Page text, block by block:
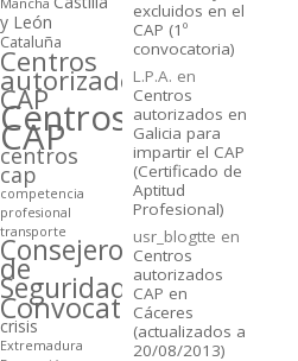
y León
Cataluña
Centros
autorizados
CAP
Centros
CAP
centros
cap
competencia
profesional
transporte
Consejeros
de
Seguridad
Convocatorias
crisis
Extremadura
excluidos en el
CAP (1º
convocatoria)
L.P.A. en
Centros
autorizados en
Galicia para
impartir el CAP
(Certificado de
Aptitud
Profesional)
usr_blogtte en
Centros
autorizados
CAP en
Cáceres
(actualizados a
20/08/2013)